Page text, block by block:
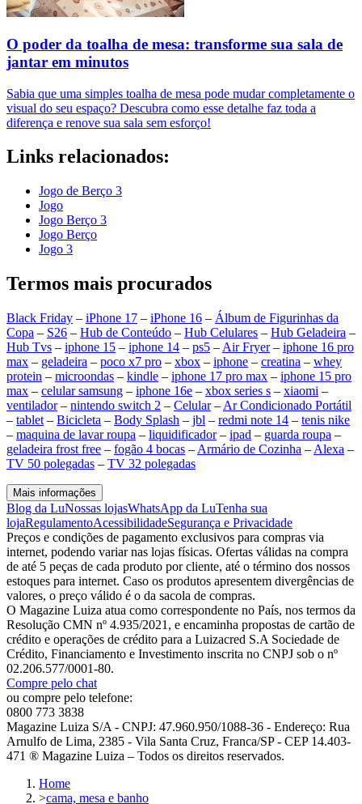
O poder da toalha de mesa: transforme sua sala de
jantar em minutos
Sabia que uma simples toalha de mesa pode mudar completamente o
visual do seu espaço? Descubra como esse detalhe faz toda a
diferença e renove sua sala sem esforço!
Links relacionados:
Jogo de Berço 3
Jogo
Jogo Berço 3
Jogo Berço
Jogo 3
Termos mais procurados
Black Friday – iPhone 17 – iPhone 16 – Álbum de Figurinhas da
Copa – S26 – Hub de Conteúdo – Hub Celulares – Hub Geladeira –
Hub Tvs – iphone 15 – iphone 14 – ps5 – Air Fryer– iphone 16 pro
max – geladeira – poco x7 pro – xbox – iphone – creatina – whey
protein – microondas – kindle – iphone 17 pro max – iphone 15 pro
max – celular samsung – iphone 16e – xbox series s – xiaomi –
ventilador– nintendo switch 2 – Celular– Ar Condicionado Portátil
– tablet – Bicicleta – Body Splash – jbl – redmi note 14 – tenis nike
– maquina de lavar roupa – liquidificador– ipad – guarda roupa –
geladeira frost free – fogão 4 bocas – Armário de Cozinha – Alexa –
TV 50 polegadas – TV 32 polegadas
Mais informações
Blog da LuNossas lojasWhatsApp da LuTenha sua
lojaRegulamentoAcessibilidadeSegurança e Privacidade
Preços e condições de pagamento exclusivos para compras via
internet, podendo variar nas lojas físicas. Ofertas válidas na compra
de até 5 peças de cada produto por cliente, até o término dos nossos
estoques para internet. Caso os produtos apresentem divergências de
valores, o preço válido é o da sacola de compras.
O Magazine Luiza atua como correspondente no País, nos termos da
Resolução CMN nº 4.935/2021, e encaminha propostas de cartão de
crédito e operações de crédito para a Luizacred S.A Sociedade de
Crédito, Financiamento e Investimento inscrita no CNPJ sob o nº
02.206.577/0001-80.
Compre pelo chat
ou compre pelo telefone:
0800 773 3838
Magazine Luiza S/A - CNPJ: 47.960.950/1088-36 - Endereço: Rua
Arnulfo de Lima, 2385 - Vila Santa Cruz, Franca/SP - CEP 14.403-
471 ® Magazine Luiza – Todos os direitos reservados.
Home
>cama, mesa e banho